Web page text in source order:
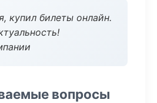
купил билеты онлайн.
вопросы